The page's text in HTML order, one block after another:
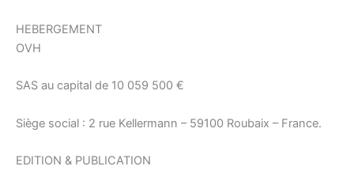
HEBERGEMENT
OVH
SAS au capital de 10 059 500 €
Siège social : 2 rue Kellermann – 59100 Roubaix – France.
EDITION & PUBLICATION